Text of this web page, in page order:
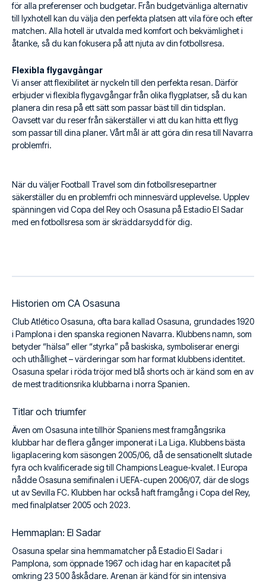
för alla preferenser och budgetar. Från budgetvänliga alternativ
till lyxhotell kan du välja den perfekta platsen att vila före och efter
matchen. Alla hotell är utvalda med komfort och bekvämlighet i
åtanke, så du kan fokusera på att njuta av din fotbollsresa.
Flexibla flygavgångar
Vi anser att flexibilitet är nyckeln till den perfekta resan. Därför
erbjuder vi flexibla flygavgångar från olika flygplatser, så du kan
planera din resa på ett sätt som passar bäst till din tidsplan.
Oavsett var du reser från säkerställer vi att du kan hitta ett flyg
som passar till dina planer. Vårt mål är att göra din resa till Navarra
problemfri.
När du väljer Football Travel som din fotbollsresepartner
säkerställer du en problemfri och minnesvärd upplevelse. Upplev
spänningen vid Copa del Rey och Osasuna på Estadio El Sadar
med en fotbollsresa som är skräddarsydd för dig.
Historien om CA Osasuna
Club Atlético Osasuna, ofta bara kallad Osasuna, grundades 1920
i Pamplona i den spanska regionen Navarra. Klubbens namn, som
betyder “hälsa” eller “styrka” på baskiska, symboliserar energi
och uthållighet – värderingar som har format klubbens identitet.
Osasuna spelar i röda tröjor med blå shorts och är känd som en av
de mest traditionsrika klubbarna i norra Spanien.
Titlar och triumfer
Även om Osasuna inte tillhör Spaniens mest framgångsrika
klubbar har de flera gånger imponerat i La Liga. Klubbens bästa
ligaplacering kom säsongen 2005/06, då de sensationellt slutade
fyra och kvalificerade sig till Champions League-kvalet. I Europa
nådde Osasuna semifinalen i UEFA-cupen 2006/07, där de slogs
ut av Sevilla FC. Klubben har också haft framgång i Copa del Rey,
med finalplatser 2005 och 2023.
Hemmaplan: El Sadar
Osasuna spelar sina hemmamatcher på Estadio El Sadar i
Pamplona, som öppnade 1967 och idag har en kapacitet på
omkring 23 500 åskådare. Arenan är känd för sin intensiva